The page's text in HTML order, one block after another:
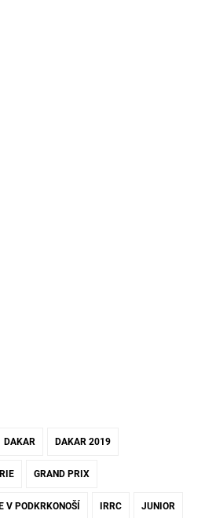
DAKAR DAKAR 2019
GRAND PRIX
V PODKRKONOŠÍ IRRC JUNIOR